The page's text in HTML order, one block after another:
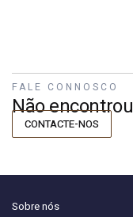
FALE CONNOSCO
Não
CONTACTE-NOS
Sobre nós